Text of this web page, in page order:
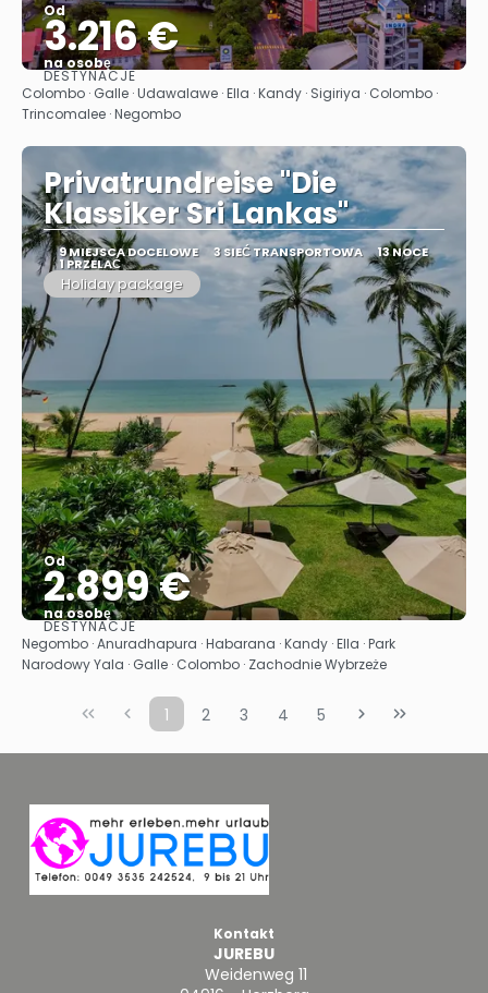
Od
3.216 €
na osobę
Zobacz
DESTYNACJE
Colombo · Galle · Udawalawe · Ella · Kandy · Sigiriya · Colombo ·
Trincomalee · Negombo
Privatrundreise "Die
Klassiker Sri Lankas"
9 MIEJSCA DOCELOWE 3 SIEĆ TRANSPORTOWA 13 NOCE
1 PRZELAĆ
Holiday package
Od
2.899 €
na osobę
Zobacz
DESTYNACJE
Negombo · Anuradhapura · Habarana · Kandy · Ella · Park
Narodowy Yala · Galle · Colombo · Zachodnie Wybrzeże
1 2 3 4 5
Kontakt
JUREBU
Weidenweg 11